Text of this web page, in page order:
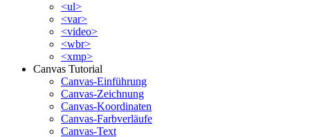
<ul>
<var>
<video>
<wbr>
<xmp>
Canvas Tutorial
Canvas-Einführung
Canvas-Zeichnung
Canvas-Koordinaten
Canvas-Farbverläufe
Canvas-Text